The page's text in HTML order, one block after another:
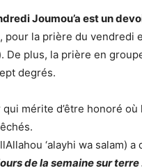
Joumou’a est un
pour la prière du vendredi
De plus, la prière en
degrés.
qui mérite d’être honoré
‘alayhi wa salam) a
de la semaine sur